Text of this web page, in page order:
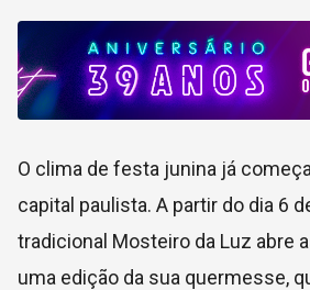
O clima de festa junina já
capital paulista. A partir do dia 6
tradicional Mosteiro da Luz abre
uma edição da sua quermesse,